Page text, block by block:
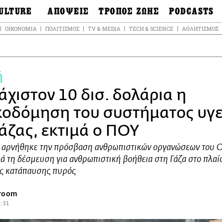
&
ΑΠΟΨΕΙΣ
Ιδέες
ΤΡΟΠΟΣ ΖΩΗΣ
Μόδα & Στυλ
Living
Αγορά
PODCASTS
Σκληρές Αλήθειες
OnDemand
Ψυχή & Σώμα
Άκου την
Ιστορία μιας
Radio Lifo
The Review
ΟΙΚΟΝΟΜΊΑ ΠΟΛΙΤΙΣΜΌΣ TV & MEDIA TECH & SCIENCE ΑΘΛΗΤΙΣΜΌΣ
10 δισ. δολάρια η
του συστήματος
εκτιμά ο ΠΟΥ
αρνήθηκε την πρόσβαση ανθρωπιστικών οργανώσεων του
τη δέσμευση για ανθρωπιστική βοήθεια στη Γάζα στο
κατάπαυσης πυρός